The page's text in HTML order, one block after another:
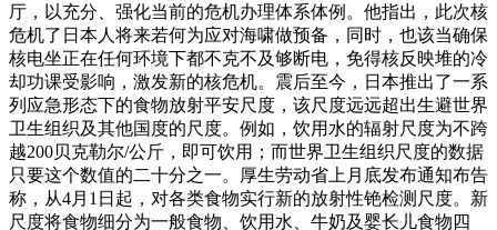
厅，以充分、强化当前的危机办理体系体例。他指出，此次核
危机了日本人将来若何为应对海啸做预备，同时，也该当确保
核电坐正在任何环境下都不克不及够断电，免得核反映堆的冷
却功课受影响，激发新的核危机。震后至今，日本推出了一系
列应急形态下的食物放射平安尺度，该尺度远远超出生避世界
卫生组织及其他国度的尺度。例如，饮用水的辐射尺度为不跨
越200贝克勒尔/公斤，即可饮用；而世界卫生组织尺度的数据
只要这个数值的二十分之一。厚生劳动省上月底发布通知布告
称，从4月1日起，对各类食物实行新的放射性铯检测尺度。新
尺度将食物细分为一般食物、饮用水、牛奶及婴长儿食物四